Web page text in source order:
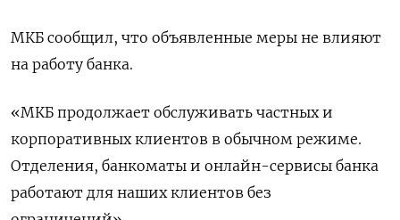
МКБ сообщил, что объявленные меры не влияют
на работу банка.
«МКБ продолжает обслуживать частных и
корпоративных клиентов в обычном режиме.
Отделения, банкоматы и онлайн-сервисы банка
работают для наших клиентов без